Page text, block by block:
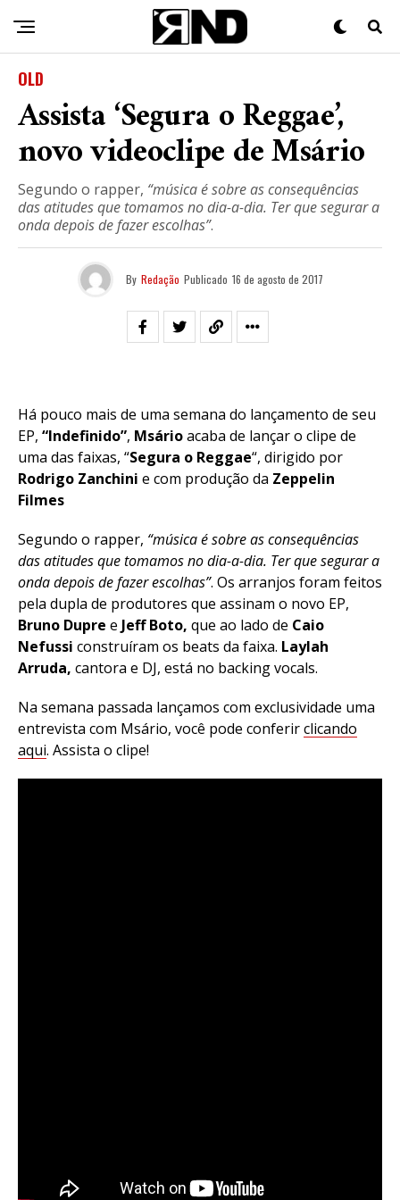
OLD
Assista ‘Segura o Reggae’,
novo videoclipe de Msário
Segundo o rapper, “música é sobre as consequências
das atitudes que tomamos no dia-a-dia. Ter que segurar a
onda depois de fazer escolhas”.
By Redação Publicado 16 de agosto de 2017
Há pouco mais de uma semana do lançamento de seu
EP, “Indefinido”, Msárioacaba de lançar o clipe de
uma das faixas, “Segura o Reggae“, dirigido por
Rodrigo Zanchini e com produção da Zeppelin
Filmes
Segundo o rapper, “música é sobre as consequências
das atitudes que tomamos no dia-a-dia. Ter que segurar a
onda depois de fazer escolhas”. Os arranjos foram feitos
pela dupla de produtores que assinam o novo EP,
Bruno Dupre e Jeff Boto, que ao lado de Caio
Nefussi construíram os beats da faixa. Laylah
Arruda, cantora e DJ, está no backing vocals.
Na semana passada lançamos com exclusividade uma
entrevista com Msário, você pode conferirclicando
aqui. Assista o clipe!